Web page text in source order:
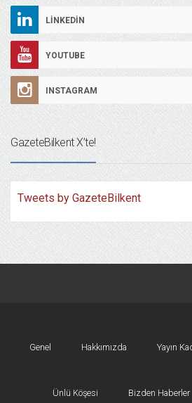
LINKEDIN
YOUTUBE
INSTAGRAM
GazeteBilkent X’te!
Tweets by GazeteBilkent
Genel Hakkımızda Yayın
Ünlü Köşesi Bizden Haberler